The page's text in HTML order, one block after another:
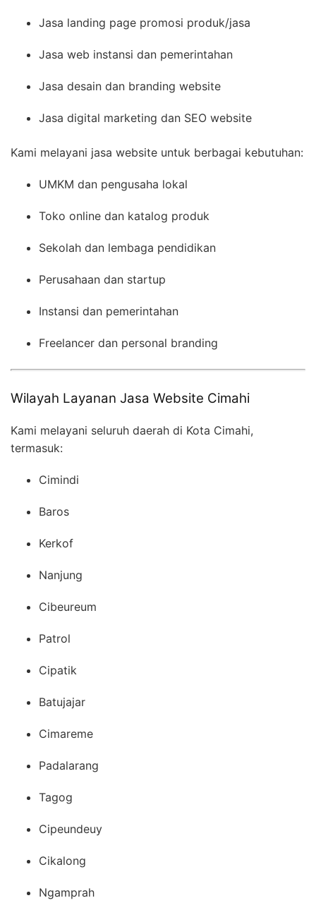
Jasa landing page promosi produk/jasa
Jasa web instansi dan pemerintahan
Jasa desain dan branding website
Jasa digital marketing dan SEO website
Kami melayani jasa website untuk berbagai kebutuhan:
UMKM dan pengusaha lokal
Toko online dan katalog produk
Sekolah dan lembaga pendidikan
Perusahaan dan startup
Instansi dan pemerintahan
Freelancer dan personal branding
Wilayah Layanan Jasa Website Cimahi
Kami melayani seluruh daerah di Kota Cimahi,
termasuk:
Cimindi
Baros
Kerkof
Nanjung
Cibeureum
Patrol
Cipatik
Batujajar
Cimareme
Padalarang
Tagog
Cipeundeuy
Cikalong
Ngamprah